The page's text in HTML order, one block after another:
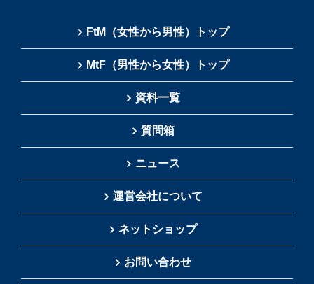
FtM（女性から男性）トップ
MtF（男性から女性）トップ
資料一覧
質問箱
ニュース
運営会社について
ネットショップ
お問い合わせ